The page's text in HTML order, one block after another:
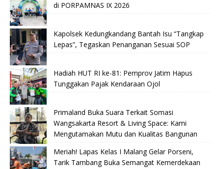
di PORPAMNAS IX 2026
Kapolsek Kedungkandang Bantah Isu “Tangkap
Lepas”, Tegaskan Penanganan Sesuai SOP
Hadiah HUT RI ke-81: Pemprov Jatim Hapus
Tunggakan Pajak Kendaraan Ojol
Primaland Buka Suara Terkait Somasi
Wangsakarta Resort & Living Space: Kami
Mengutamakan Mutu dan Kualitas Bangunan
Meriah! Lapas Kelas I Malang Gelar Porseni,
Tarik Tambang Buka Semangat Kemerdekaan